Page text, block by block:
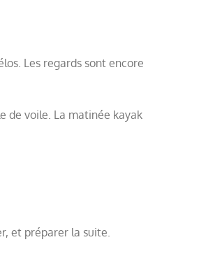
Les regards sont encore
de voile. La matinée kayak
et préparer la suite.